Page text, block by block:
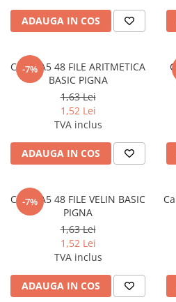
Echere
Rigle
Sabloane
Truse geometrie
Markere evidentiatoare text
Markere permanente
Markere speciale pentru desen
Pixuri si rezerve
Produse Craft
Ghiozdane si genti scolare
Genti laptop
Penare
Carti si jocuri pentru copii
ADAUGA IN COS
-7%
CAIET A5 48 FILE ARITMETICA
BASIC PIGNA
1,63 Lei
1,52 Lei
TVA inclus
ADAUGA IN COS
-7%
CAIET A5 48 FILE VELIN BASIC
PIGNA
1,63 Lei
1,52 Lei
TVA inclus
ADAUGA IN COS